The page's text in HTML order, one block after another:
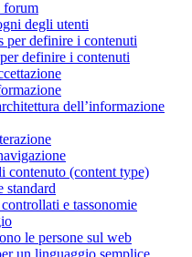
forum
degli utenti
per definire i contenuti
definire i contenuti
dell’informazione
contenuto (content type)
standard
e tassonomie
le persone sul web
un linguaggio semplice